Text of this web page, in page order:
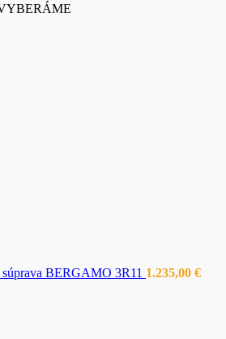
súprava BERGAMO 3R11 1.235,00 €